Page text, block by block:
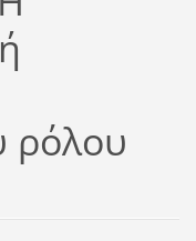
ρόλου